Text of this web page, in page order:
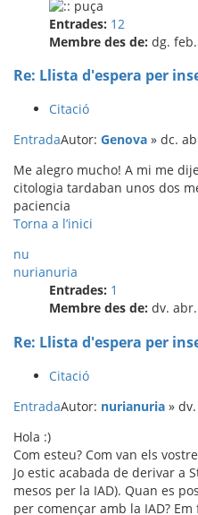
Entrades: 12
Membre des de: dg.
Re: Llista d'espera per
Citació
EntradaAutor: Genova » dc.
Me alegro mucho! A mi me
citologia tardaban unos dos
paciencia
Torna a l’inici
nu
nurianuria
Entrades: 1
Membre des de: dv.
Re: Llista d'espera per
Citació
EntradaAutor: nurianuria »
Hola :)
Com esteu? Com van els
Jo estic acabada de derivar a
mesos per la IAD). Quan es
per començar amb la IAD?